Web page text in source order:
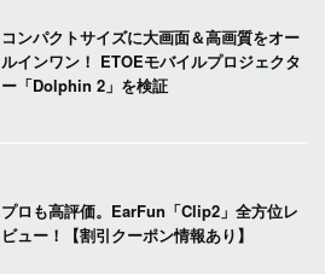
コンパクトサイズに大画面＆高画質をオー
ルインワン！ ETOEモバイルプロジェクタ
ー「Dolphin 2」を検証
プロも高評価。EarFun「Clip2」全方位レ
ビュー！【割引クーポン情報あり】